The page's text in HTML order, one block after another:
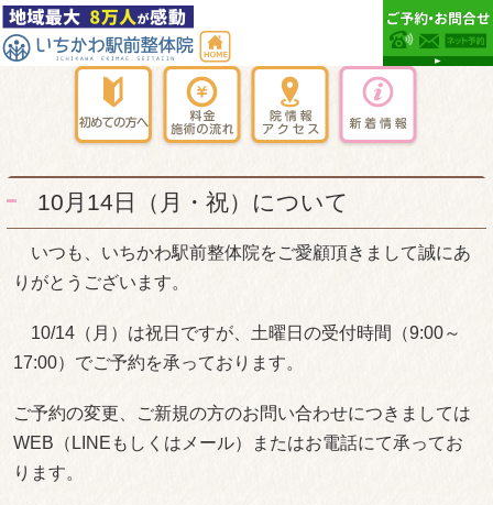
10月14日（月・祝）について
いつも、いちかわ駅前整体院をご愛顧頂きまして誠にあ
りがとうございます。
10/14（月）は祝日ですが、土曜日の受付時間（9:00～
17:00）でご予約を承っております。
ご予約の変更、ご新規の方のお問い合わせにつきましては
WEB（LINEもしくはメール）またはお電話にて承ってお
ります。